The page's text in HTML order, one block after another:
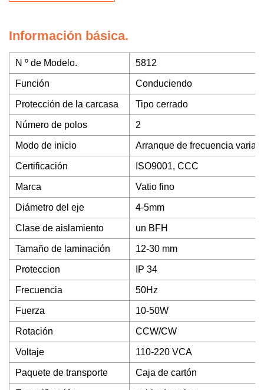
Información básica.
N º de Modelo. 5812
Función Conduciendo
Protección de la carcasa Tipo cerrado
Número de polos 2
Modo de inicio Arranque de frecuencia
Certificación ISO9001, CCC
Marca Vatio fino
Diámetro del eje 4-5mm
Clase de aislamiento un BFH
Tamaño de laminación 12-30 mm
Proteccion IP 34
Frecuencia 50Hz
Fuerza 10-50W
Rotación CCW/CW
Voltaje 110-220 VCA
Paquete de transporte Caja de cartón